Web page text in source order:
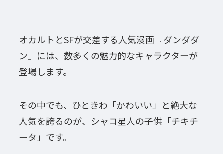
オカルトとSFが交差する人気漫画『ダンダダ
ン』には、数多くの魅力的なキャラクターが
登場します。
その中でも、ひときわ「かわいい」と絶大な
人気を誇るのが、シャコ星人の子供「チキチ
ータ」です。